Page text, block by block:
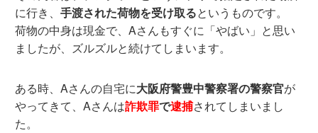
に行き、手渡された荷物を受け取るというものです。
荷物の中身は現金で、Aさんもすぐに「やばい」と思い
ましたが、ズルズルと続けてしまいます。
ある時、Aさんの自宅に大阪府警豊中警察署の警察官が
やってきて、Aさんは詐欺罪で逮捕されてしまいまし
た。